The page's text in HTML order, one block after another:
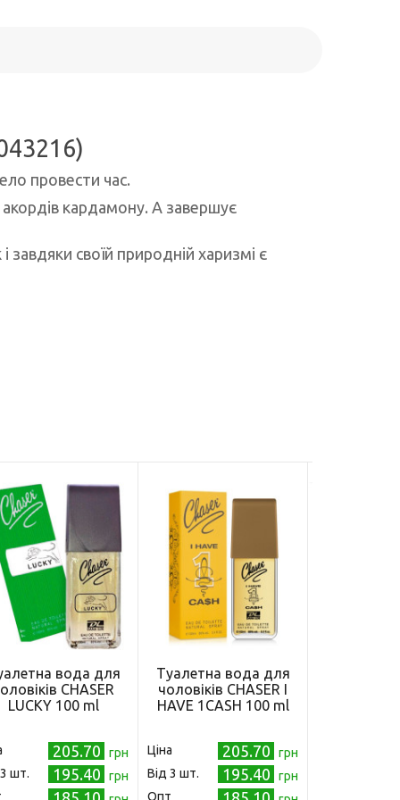
провести час.
кардамону. А завершує
завдяки своїй природній харизмі є
вода для
CHASER
LUCKY 100 ml
205.70
грн
шт.
195.40
грн
Туалетна вода для
чоловіків CHASER I
HAVE 1CASH 100 ml
Ціна 205.70
грн
Від 3 шт.
195.40
грн
Опт